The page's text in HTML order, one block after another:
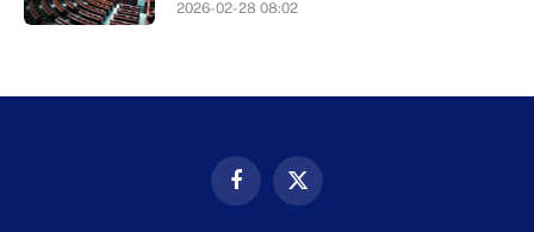
2026-02-28 08:02
FacebookX